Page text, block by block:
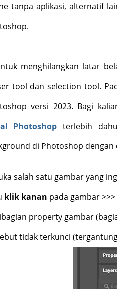
tanpa aplikasi, alternatif
menghilangkan latar
tool dan selection tool.
versi 2023. Bagi
Photoshop terlebih
di Photoshop dengan
salah satu gambar yang
klik kanan pada gambar >>>
property gambar
tidak terkunci